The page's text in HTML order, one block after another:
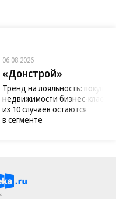
06.08.2026
«Донстрой»
Тренд на лояльность:
недвижимости бизнес-класса
из 10 случаев остаются
в сегменте